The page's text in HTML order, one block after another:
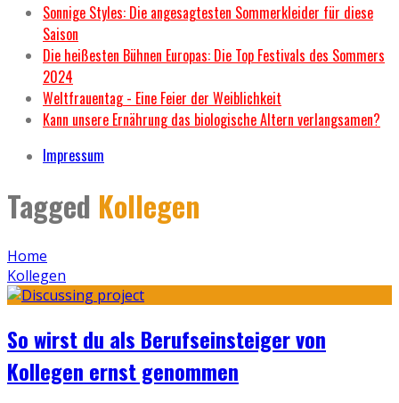
Sonnige Styles: Die angesagtesten Sommerkleider für diese
Saison
Die heißesten Bühnen Europas: Die Top Festivals des Sommers
2024
Weltfrauentag - Eine Feier der Weiblichkeit
Kann unsere Ernährung das biologische Altern verlangsamen?
Impressum
Tagged Kollegen
Home
Kollegen
So wirst du als Berufseinsteiger von
Kollegen ernst genommen